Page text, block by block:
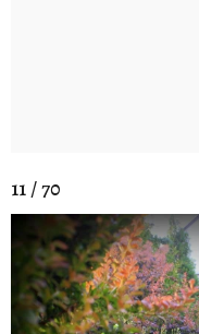
11 / 70